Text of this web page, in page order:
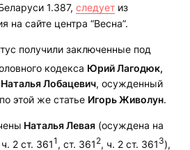
1.387, следует из
на сайте центра “Весна”.
получили заключенные под
кодекса Юрий Лагодюк,
Лобацевич, осужденный
этой же статье Игорь Живолун.
Наталья Левая (осуждена на
2 ст. 3611 , ст. 361 2, ч. 2 ст. 361 3),